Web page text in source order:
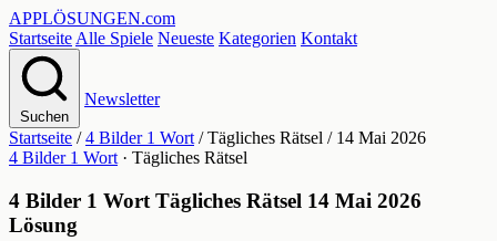
APPLÖSUNGEN.com
Startseite Alle Spiele Neueste Kategorien Kontakt
Suchen
Newsletter
Startseite / 4 Bilder 1 Wort / Tägliches Rätsel / 14 Mai 2026
4 Bilder 1 Wort · Tägliches Rätsel
4 Bilder 1 Wort Tägliches Rätsel 14 Mai 2026
Lösung